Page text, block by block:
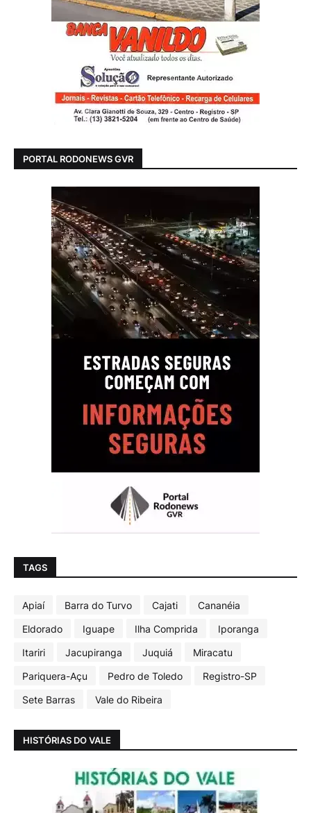
PORTAL RODONEWS GVR
TAGS
Apiaí Barra do Turvo Cajati
Cananéia
Eldorado
Iguape Ilha Comprida
Iporanga
Itariri
Jacupiranga Juquiá
Miracatu
Pariquera-Açu
Pedro de Toledo
Registro-SP
Sete Barras
Vale do Ribeira
HISTÓRIAS DO VALE